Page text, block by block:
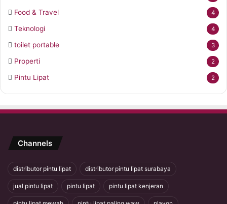
Food & Travel 4
Teknologi 4
toilet portable 3
Properti 2
Pintu Lipat 2
Channels
distributor pintu lipat distributor pintu lipat surabaya
jual pintu lipat pintu lipat pintu lipat kenjeran